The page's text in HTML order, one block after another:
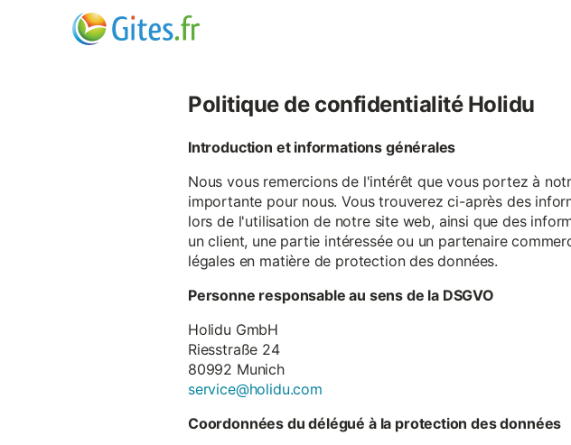
Politique de confidentialité Holidu
Introduction et informations générales
Nous vous remercions de l'intérêt que vous portez à
importante pour nous. Vous trouverez ci-après des
lors de l'utilisation de notre site web, ainsi que des
un client, une partie intéressée ou un partenaire
légales en matière de protection des données.
Personne responsable au sens de la DSGVO
Holidu GmbH
Riesstraße 24
80992 Munich
service@holidu.com
Coordonnées du délégué à la protection des données